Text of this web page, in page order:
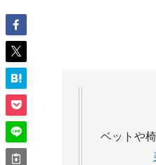
ベットや